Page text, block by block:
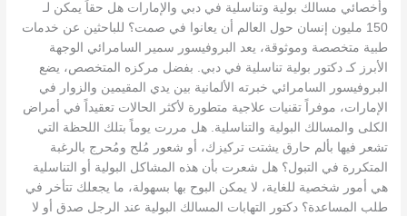
وأخصائي مسالك بولية وتناسلية في دبي والإمارات هل حقاً يمكن لـ
150 مليون إنسان حول العالم أن يعانوا في صمت؟ للباحثين عن خدمات
طبية متخصصة وموثوقة، يعد البروفيسور سمير السامرائي الوجهة
الأبرز كـ دكتور بولية تناسلية في دبي. بفضل مركزه المتخصص، يضع
البروفيسور السامرائي خبرته الألمانية بين يدي المقيمين والزوار في
الإمارات، موفراً تقنيات علاجية متطورة لأكثر الحالات تعقيداً في أمراض
الكلى والمسالك البولية والتناسلية. هل مررت يوماً بتلك اللحظة التي
تشعر فيها بألم حارق يشتت تركيزك، أو شعور مُلح ومُحرج بالرغبة
المتكررة في التبول؟ هل شعرت بأن هذه المشاكل البولية أو التناسلية
هي أمور شخصية للغاية، لا يمكن البوح بها بسهولة، ما يجعلك تتأخر في
طلب المساعدة؟ دكتور التهابات المسالك البولية عند الرجل صدق أو لا